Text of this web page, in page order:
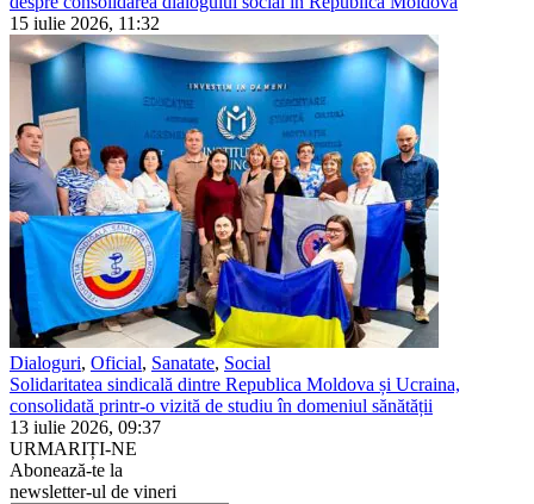
15 iulie 2026, 11:32
Dialoguri, Oficial, Sanatate, Social
Solidaritatea sindicală dintre Republica Moldova și Ucraina,
consolidată printr-o vizită de studiu în domeniul sănătății
13 iulie 2026, 09:37
URMARIȚI-NE
Abonează-te la
newsletter-ul de vineri